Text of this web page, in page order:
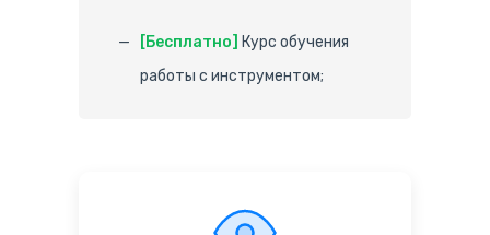
[Бесплатно] Курс обучения
работы с инструментом;